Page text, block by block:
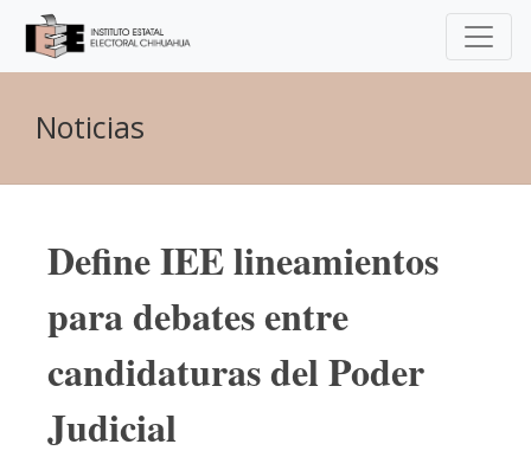
Noticias
Define IEE lineamientos
para debates entre
candidaturas del Poder
Judicial